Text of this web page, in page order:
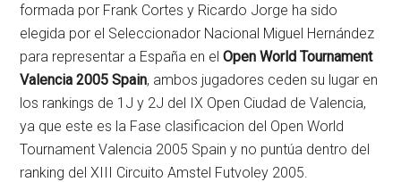
formada por Frank Cortes y Ricardo Jorge ha sido
elegida por el Seleccionador Nacional Miguel Hernández
para representar a España en elOpen World Tournament
Valencia 2005 Spain, ambos jugadores ceden su lugar en
los rankings de 1J y 2J del IX Open Ciudad de Valencia,
ya que este es la Fase clasificacion del Open World
Tournament Valencia 2005 Spain y no puntúa dentro del
ranking del XIII Circuito Amstel Futvoley 2005.